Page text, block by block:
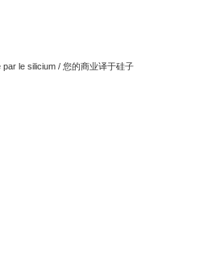
le silicium / 您的商业译于硅子